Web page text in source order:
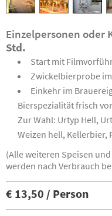
Einzelpersonen oder
Std.
Start mit
Zwickelbierprobe
Einkehr im
Bierspezialität frisch
Zur Wahl: Urtyp Hell,
Weizen hell, Kellerbier,
(Alle weiteren Speisen
werden nach Verbrauch
€ 13,50 / Person